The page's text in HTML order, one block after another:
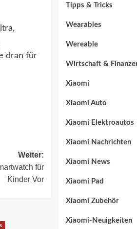
dran für
Weiter:
für
Kinder Vor
Tipps & Tricks
Wearables
Wereable
Wirtschaft &
Xiaomi
Xiaomi Auto
Xiaomi Elektroautos
Xiaomi Nachrichten
Xiaomi News
Xiaomi Pad
Xiaomi Zubehör
Xiaomi-Neuigkeiten